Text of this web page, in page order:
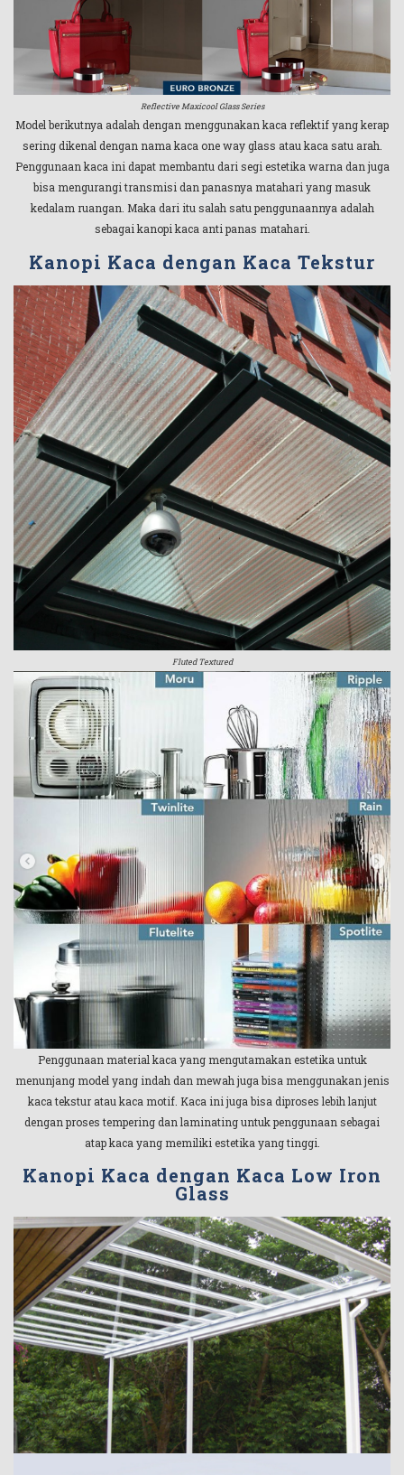
Reflective Maxicool Glass Series
Model berikutnya adalah dengan menggunakan kaca reflektif yang kerap
sering dikenal dengan nama kaca one way glass atau kaca satu arah.
Penggunaan kaca ini dapat membantu dari segi estetika warna dan juga
bisa mengurangi transmisi dan panasnya matahari yang masuk
kedalam ruangan. Maka dari itu salah satu penggunaannya adalah
sebagai kanopi kaca anti panas matahari.
Kanopi Kaca dengan Kaca Tekstur
Fluted Textured
Penggunaan material kaca yang mengutamakan estetika untuk
menunjang model yang indah dan mewah juga bisa menggunakan jenis
kaca tekstur atau kaca motif. Kaca ini juga bisa diproses lebih lanjut
dengan proses tempering dan laminating untuk penggunaan sebagai
atap kaca yang memiliki estetika yang tinggi.
Kanopi Kaca dengan Kaca Low Iron
Glass